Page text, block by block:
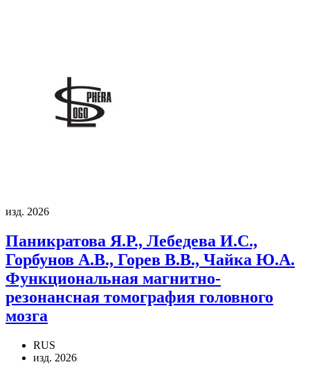
изд. 2026
Паникратова Я.Р., Лебедева И.С.,
Горбунов А.В., Горев В.В., Чайка Ю.А.
Функциональная магнитно-
резонансная томография головного
мозга
RUS
изд. 2026